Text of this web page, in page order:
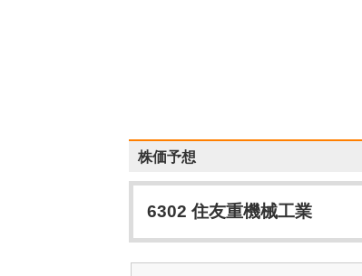
株価予想
6302 住友重機械工業